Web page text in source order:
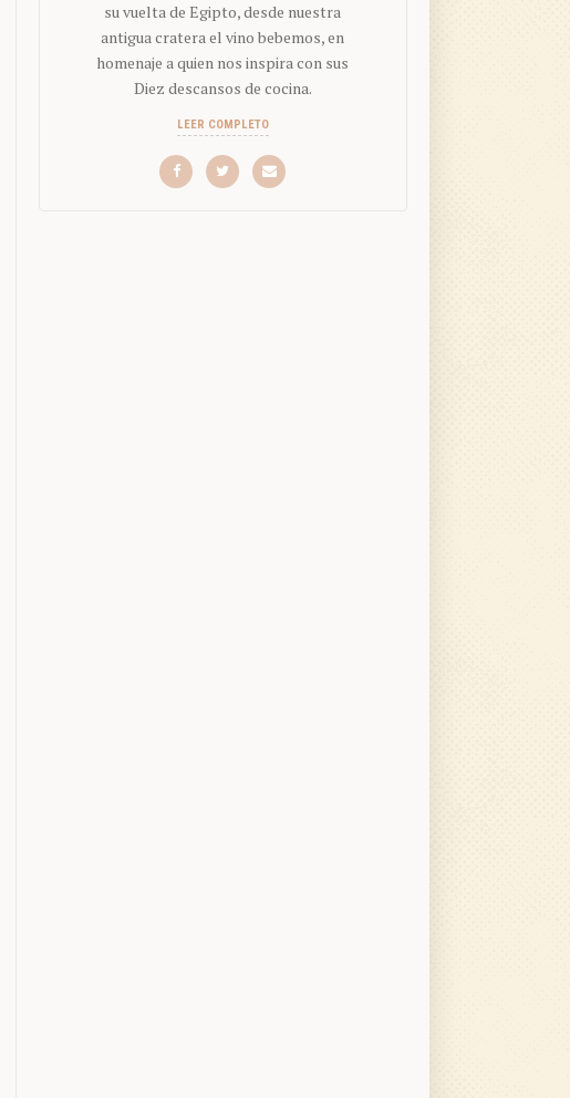
su vuelta de Egipto, desde nuestra
antigua cratera el vino bebemos, en
homenaje a quien nos inspira con sus
Diez descansos de cocina.
LEER COMPLETO